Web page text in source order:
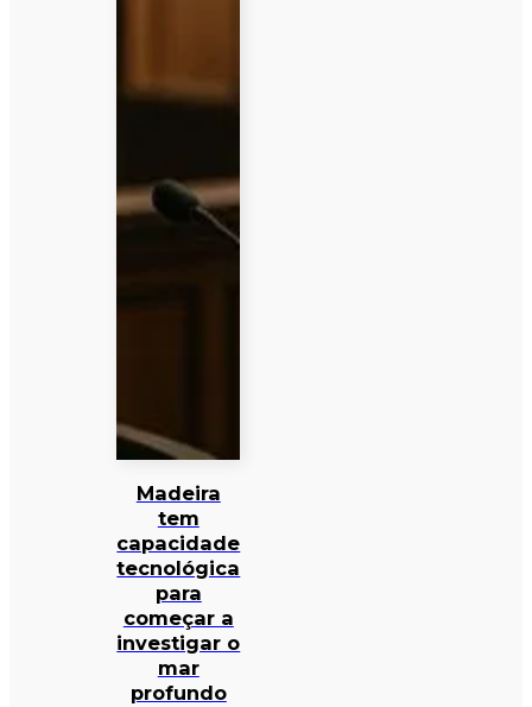
Madeira
tem
capacidade
tecnológica
para
começar a
investigar o
mar
profundo